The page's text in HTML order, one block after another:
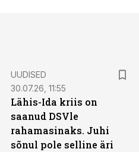
UUDISED
30.07.26, 11:55
Lähis-Ida kriis on
saanud DSVle
rahamasinaks. Juhi
sõnul pole selline äri